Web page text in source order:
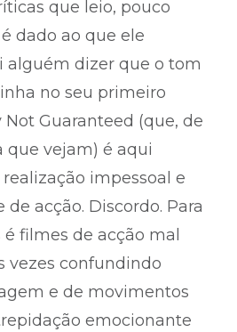
que leio, pouco
dado ao que ele
alguém dizer que o tom
no seu primeiro
Guaranteed (que, de
que vejam) é aqui
impessoal e
acção. Discordo. Para
filmes de acção mal
vezes confundindo
e de movimentos
emocionante